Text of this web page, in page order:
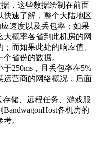
据，这些数据绘制在前面
快速了解，整个大陆地区
应速度以及丢包率：如果
概率各省到此机房的网
而如果此处的响应值、
省份的数据。
于250ms，且丢包率在5%
运营商的网络概况，后面
储、远程任务、游戏服
BandwagonHost各机房的
。